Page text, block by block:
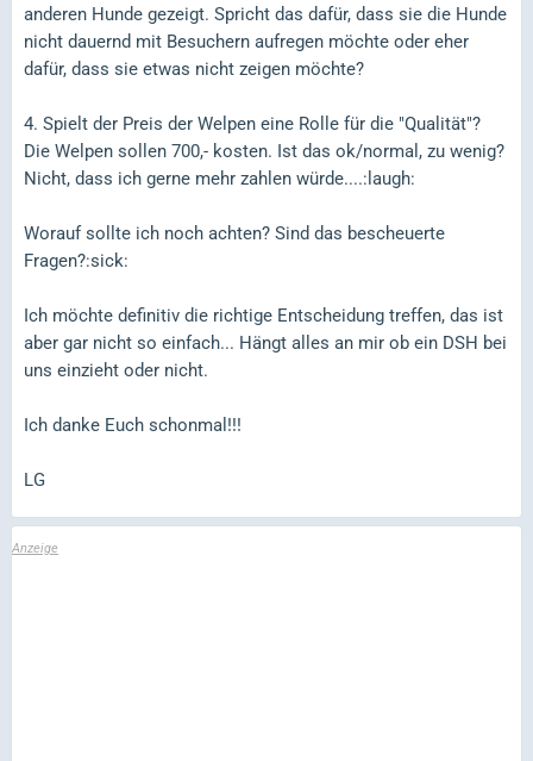
anderen Hunde gezeigt. Spricht das dafür, dass sie die Hunde
nicht dauernd mit Besuchern aufregen möchte oder eher
dafür, dass sie etwas nicht zeigen möchte?
4. Spielt der Preis der Welpen eine Rolle für die "Qualität"?
Die Welpen sollen 700,- kosten. Ist das ok/normal, zu wenig?
Nicht, dass ich gerne mehr zahlen würde....:laugh:
Worauf sollte ich noch achten? Sind das bescheuerte
Fragen?:sick:
Ich möchte definitiv die richtige Entscheidung treffen, das ist
aber gar nicht so einfach... Hängt alles an mir ob ein DSH bei
uns einzieht oder nicht.
Ich danke Euch schonmal!!!
LG